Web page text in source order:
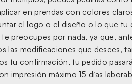
en prendas con colores
el logo o el diseño o lo que
preocupes por nada, ya que,
las modificaciones que desees,
tu confirmación, tu pedido
impresión máximo 15 días